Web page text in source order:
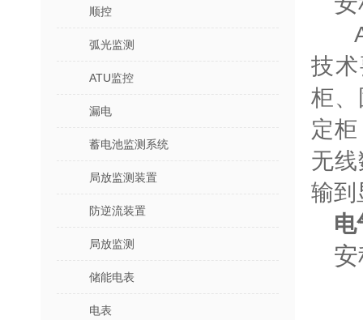
顺控
弧光监测
ATU监控
漏电
蓄电池监测系统
局放监测装置
防逆流装置
局放监测
储能电表
电表
技
柜
定
无
输到
电